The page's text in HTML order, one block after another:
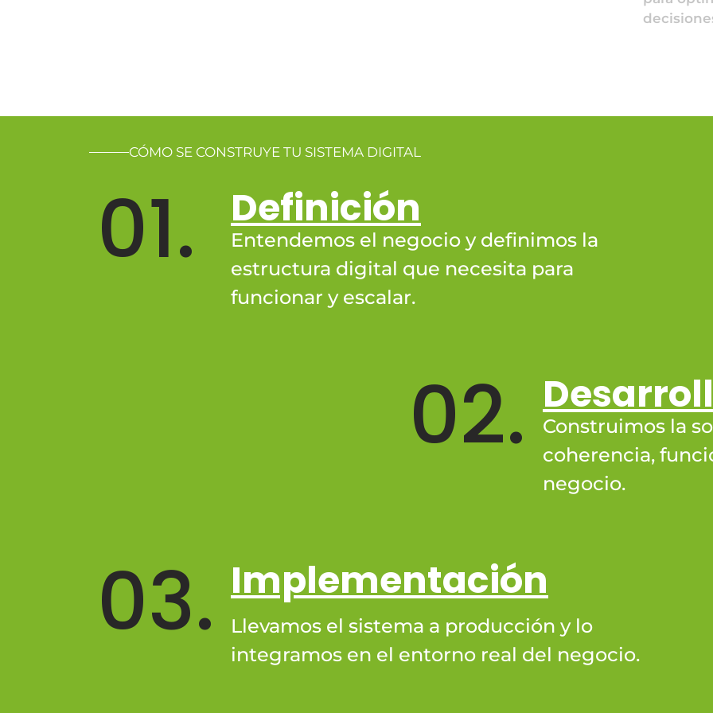
CÓMO SE CONSTRUYE TU SISTEMA DIGITAL
01. Definición
Entendemos el negocio y definimos la
estructura digital que necesita para
funcionar y escalar.
02.
Construimos la
coherencia,
negocio.
03. Implementación
Llevamos el sistema a producción y lo
integramos en el entorno real del negocio.